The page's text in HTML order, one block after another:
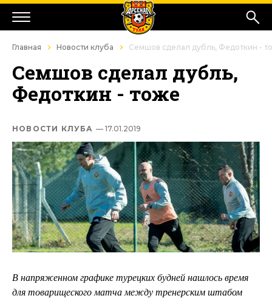
Главная Новости клуба Семшов сделал дубль, Федоткин -
Семшов сделал дубль,
Федоткин - тоже
НОВОСТИ КЛУБА — 17.01.2019
В напряженном графике турецких будней нашлось время
для товарищеского матча между тренерским штабом